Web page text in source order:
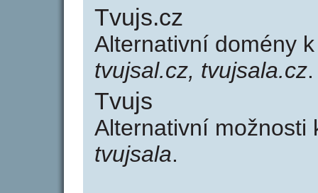
Tvujs.cz
Alternativní domény
tvujsal.cz, tvujsala.cz.
Tvujs
Alternativní možnosti
tvujsala.